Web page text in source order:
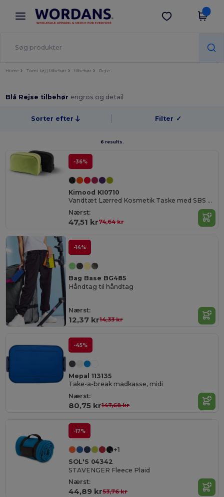
× Wordans-app
Bedre priser i appen!
Hent app
Home Tomt tøj | tilbehør tilbehør Rejse
Blå Rejse tilbehør engros og detail
Sorter efter Filter ✓
6 results.
-36%
Kimood KI0710
Vandtæt Lærred Kosmetik Taske med SBS Lynlåse
Nærst:
47,51 kr74,64 kr
-14%
Bag Base BG485
Håndtag til håndtag
Nærst:
12,37 kr14,33 kr
-45%
Mepal 113135
Take-a-break madkasse, midi
Nærst:
80,75 kr147,68 kr
-17%
+1
SOL'S 04342
STAVENGER Fleece Plaid
Nærst:
44,89 kr53,76 kr